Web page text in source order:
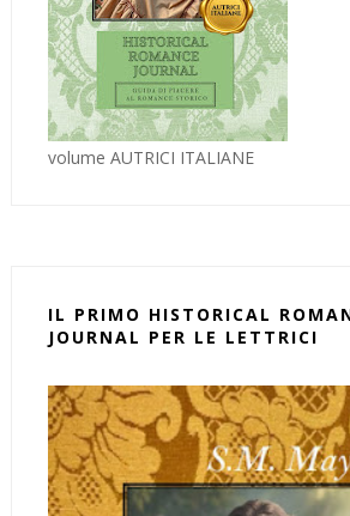
volume AUTRICI ITALIANE
IL PRIMO HISTORICAL
JOURNAL PER LE LETTRICI